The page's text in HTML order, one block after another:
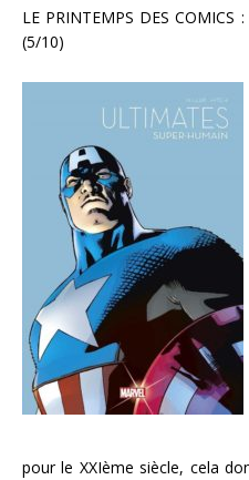
LE PRINTEMPS DES COMICS
(5/10)
pour le XXIème siècle, cela